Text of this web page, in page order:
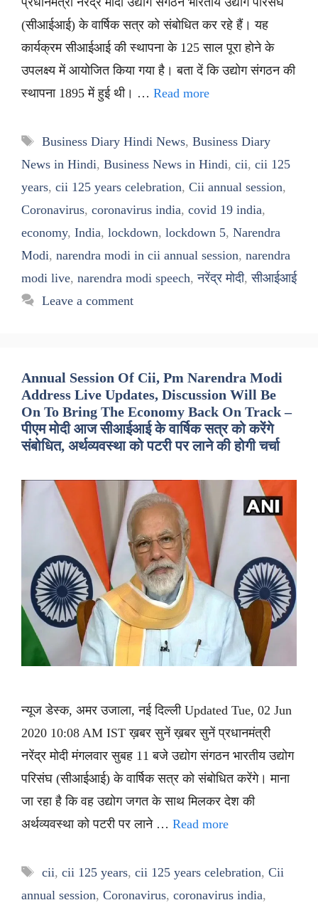
(सीआईआई) के वार्षिक सत्र को संबोधित कर रहे हैं। यह
कार्यक्रम सीआईआई की स्थापना के 125 साल पूरा होने के
उपलक्ष्य में आयोजित किया गया है। बता दें कि उद्योग संगठन की
स्थापना 1895 में हुई थी। … Read more
Tags
Business Diary Hindi News, Business Diary
News in Hindi, Business News in Hindi, cii, cii 125
years, cii 125 years celebration, Cii annual session,
Coronavirus, coronavirus india, covid 19 india,
economy, India, lockdown, lockdown 5, Narendra
Modi, narendra modi in cii annual session, narendra
modi live, narendra modi speech,नरेंद्र मोदी,सीआईआई
Leave a comment
Annual Session Of Cii, Pm Narendra Modi
Address Live Updates, Discussion Will Be
On To Bring The Economy Back On Track –
पीएम मोदी आज सीआईआई के वार्षिक सत्र को करेंगे
संबोधित, अर्थव्यवस्था को पटरी पर लाने की होगी चर्चा
न्यूज डेस्क, अमर उजाला, नई दिल्ली Updated Tue, 02 Jun
2020 10:08 AM IST ख़बर सुनें ख़बर सुनें प्रधानमंत्री
नरेंद्र मोदी मंगलवार सुबह 11 बजे उद्योग संगठन भारतीय उद्योग
परिसंघ (सीआईआई) के वार्षिक सत्र को संबोधित करेंगे। माना
जा रहा है कि वह उद्योग जगत के साथ मिलकर देश की
अर्थव्यवस्था को पटरी पर लाने … Read more
Tags
cii, cii 125 years, cii 125 years celebration, Cii
annual session, Coronavirus, coronavirus india,